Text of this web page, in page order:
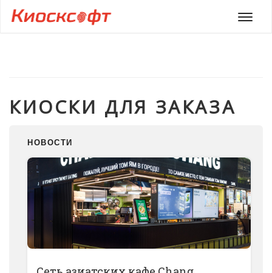
Меню
КИОСКИ ДЛЯ ЗАКАЗА
НОВОСТИ